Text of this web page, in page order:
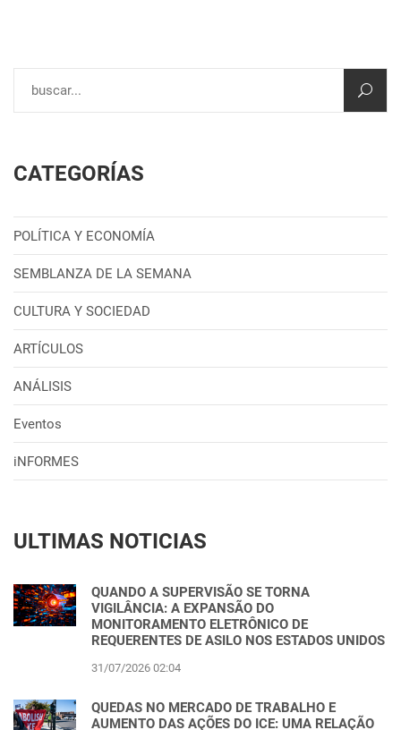
CATEGORÍAS
POLÍTICA Y ECONOMÍA
SEMBLANZA DE LA SEMANA
CULTURA Y SOCIEDAD
ARTÍCULOS
ANÁLISIS
Eventos
iNFORMES
ULTIMAS NOTICIAS
QUANDO A SUPERVISÃO SE TORNA
VIGILÂNCIA: A EXPANSÃO DO
MONITORAMENTO ELETRÔNICO DE
REQUERENTES DE ASILO NOS ESTADOS UNIDOS
31/07/2026 02:04
QUEDAS NO MERCADO DE TRABALHO E
AUMENTO DAS AÇÕES DO ICE: UMA RELAÇÃO